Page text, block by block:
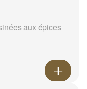
aux épices